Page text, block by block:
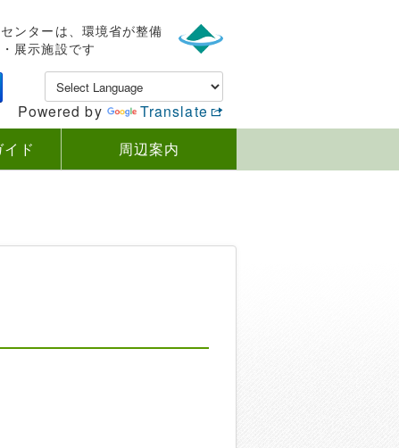
ンターは、環境省が整備
展示施設です
Powered by
Translate
ド 周辺案内